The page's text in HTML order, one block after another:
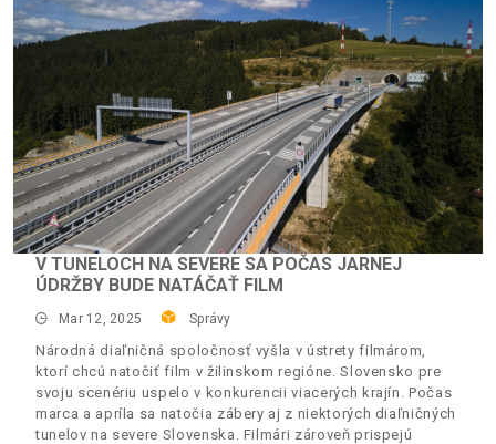
V TUNELOCH NA SEVERE SA POČAS JARNEJ
ÚDRŽBY BUDE NATÁČAŤ FILM
Mar 12, 2025 Správy
Národná diaľničná spoločnosť vyšla v ústrety filmárom,
ktorí chcú natočiť film v žilinskom regióne. Slovensko pre
svoju scenériu uspelo v konkurencii viacerých krajín. Počas
marca a apríla sa natočia zábery aj z niektorých diaľničných
tunelov na severe Slovenska. Filmári zároveň prispejú